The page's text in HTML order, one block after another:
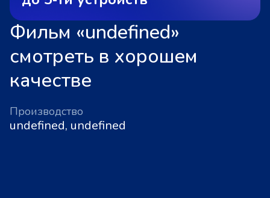
Фильм «undefined»
смотреть в хорошем
качестве
Производство
undefined, undefined